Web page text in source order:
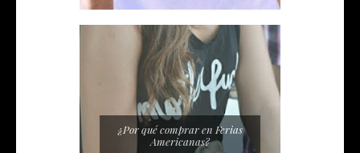
¿Por qué comprar en Ferias
Americanas?